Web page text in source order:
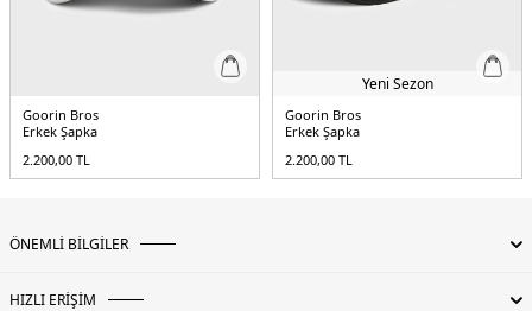
Goorin Bros
Erkek Şapka
2.200,00 TL
Yeni Sezon
Goorin Bros
Erkek Şapka
2.200,00 TL
ÖNEMLİ BİLGİLER
HIZLI ERİŞİM